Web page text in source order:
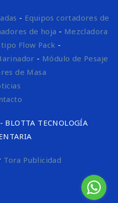
- Equipos cortadores de
de hoja - Mezcladora
Flow Pack -
- Módulo de Pesaje
de Masa
TECNOLOGÍA
Tora Publicidad